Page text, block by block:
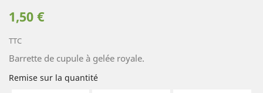
1,50 €
TTC
Barrette de cupule à gelée royale.
Remise sur la quantité